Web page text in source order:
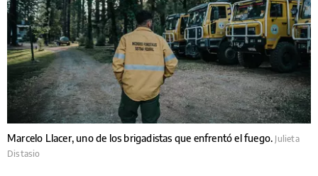
Marcelo Llacer, uno de los brigadistas que enfrentó el fuego. Julieta
Distasio